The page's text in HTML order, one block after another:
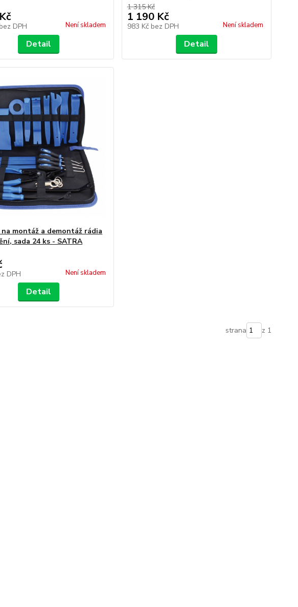
bez DPH Není skladem
Detail
1 315 Kč
1 190 Kč
983 Kč bez DPH Není skladem
Detail
montáž a demontáž rádia
sada 24 ks - SATRA
DPH Není skladem
Detail
strana z 1